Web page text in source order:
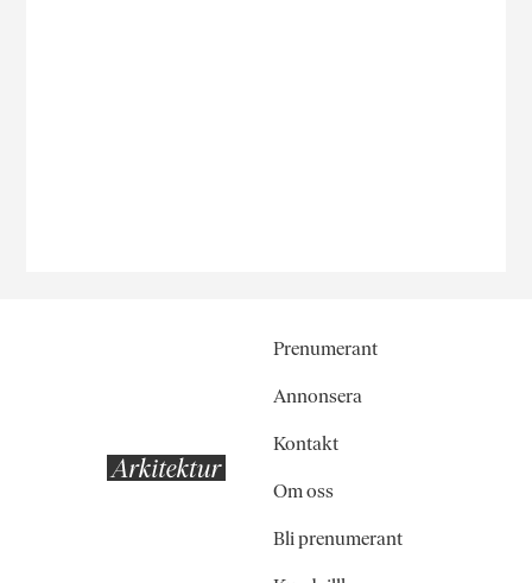
Prenumerant
Annonsera
Kontakt
Om oss
Bli prenumerant